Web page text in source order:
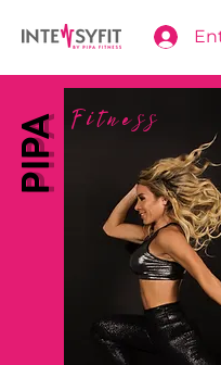
Fitness
PIPA